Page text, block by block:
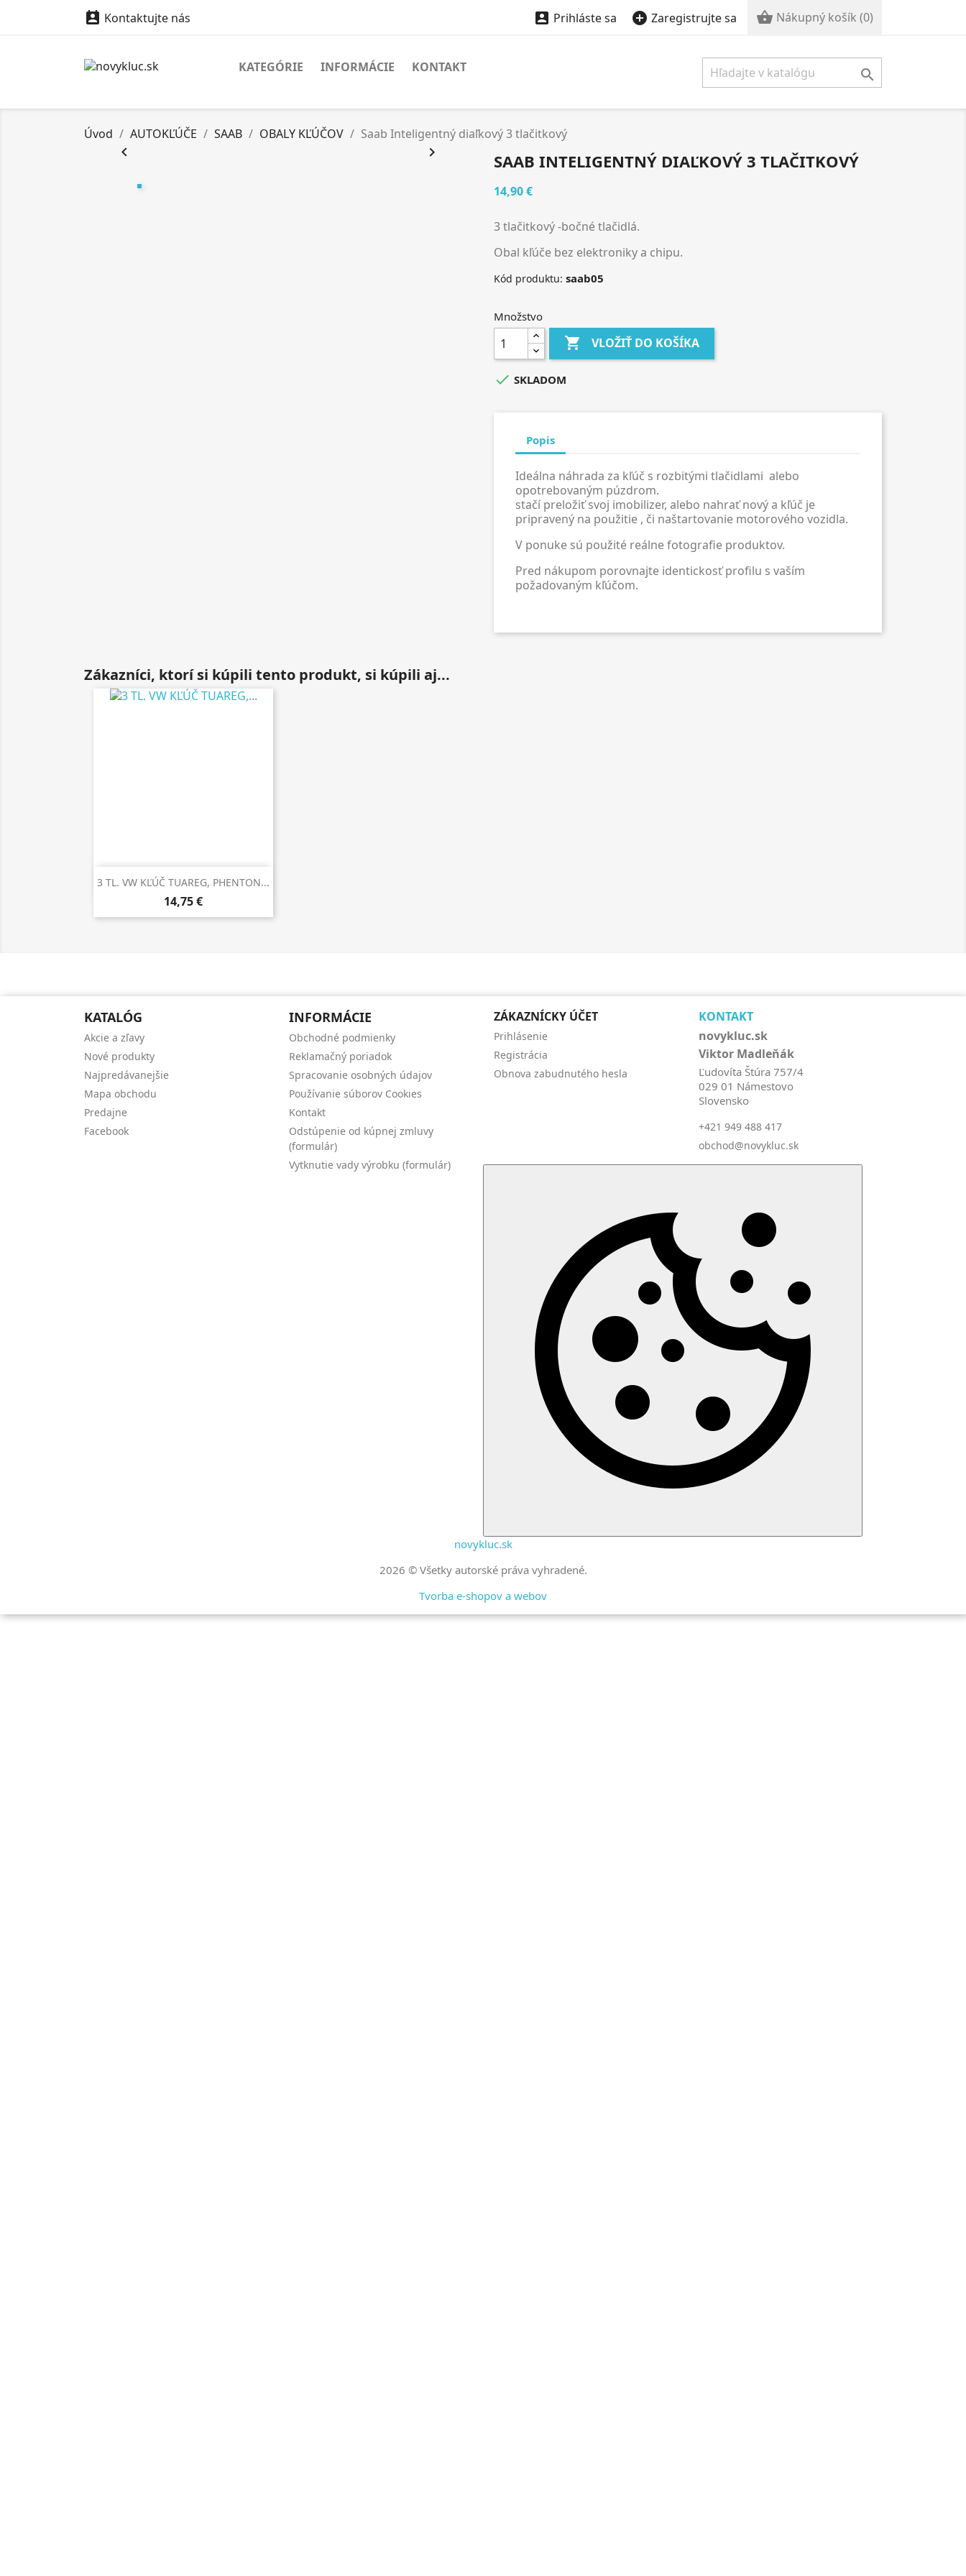
 Kontaktujte nás  Prihláste sa  Zaregistrujte sa  Nákupný košík (0)
KATEGÓRIE INFORMÁCIE KONTAKT 
Úvod AUTOKĽÚČE SAAB OBALY KĽÚČOV Saab Inteligentný diaľkový 3 tlačitkový
  SAAB INTELIGENTNÝ DIAĽKOVÝ 3 TLAČITKOVÝ
14,90 €
3 tlačitkový -bočné tlačidlá.
Obal kľúče bez elektroniky a chipu.
Kód produktu: saab05
Množstvo
 VLOŽIŤ DO KOŠÍKA
 SKLADOM
Popis
Ideálna náhrada za kľúč s rozbitými tlačidlami alebo
opotrebovaným púzdrom.
stačí preložiť svoj imobilizer, alebo nahrať nový a kľúč je
pripravený na použitie , či naštartovanie motorového vozidla.
V ponuke sú použité reálne fotografie produktov.
Pred nákupom porovnajte identickosť profilu s vaším
požadovaným kľúčom.
Zákazníci, ktorí si kúpili tento produkt, si kúpili aj...
3 TL. VW KĽÚČ TUAREG, PHENTON...
14,75 €
Rýchly náhľad
KATALÓG
Akcie a zľavy
Nové produkty
Najpredávanejšie
Mapa obchodu
Predajne
Facebook
INFORMÁCIE
Obchodné podmienky
Reklamačný poriadok
Spracovanie osobných údajov
Používanie súborov Cookies
Kontakt
Odstúpenie od kúpnej zmluvy
(formulár)
Vytknutie vady výrobku (formulár)
ZÁKAZNÍCKY ÚČET
Prihlásenie
Registrácia
Obnova zabudnutého hesla
KONTAKT
novykluc.sk
Viktor Madleňák
Ľudovíta Štúra 757/4
029 01 Námestovo
Slovensko
+421 949 488 417
obchod@novykluc.sk
novykluc.sk
2026 © Všetky autorské práva vyhradené.
Tvorba e-shopov a webov